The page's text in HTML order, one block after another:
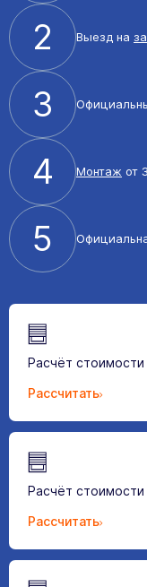
2 Выезд на
3
4 Монтаж от
5
Расчёт
Рассчитать
Расчёт стоимости
Рассчитать